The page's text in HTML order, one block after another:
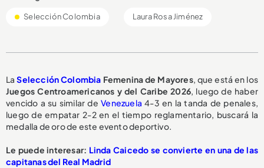
Selección Colombia Laura Rosa Jiménez
LaSelección Colombia Femenina de Mayores, que está en los
Juegos Centroamericanos y del Caribe 2026, luego de haber
vencido a su similar deVenezuela 4-3 en la tanda de penales,
luego de empatar 2-2 en el tiempo reglamentario, buscará la
medalla de oro de este evento deportivo.
Le puede interesar: Linda Caicedo se convierte en una de las
capitanas del Real Madrid